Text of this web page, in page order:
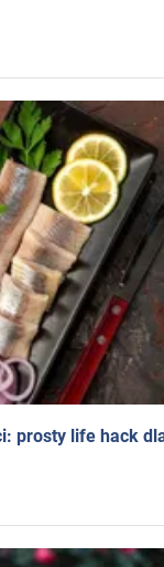
prosty life hack